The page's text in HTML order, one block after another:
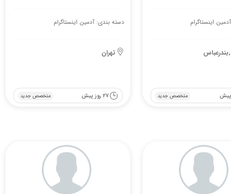
اینستاگرام
متخصص جدید
دسته بندی: آدمین اینستاگرام
تهران
متخصص جدید 27 روز پیش